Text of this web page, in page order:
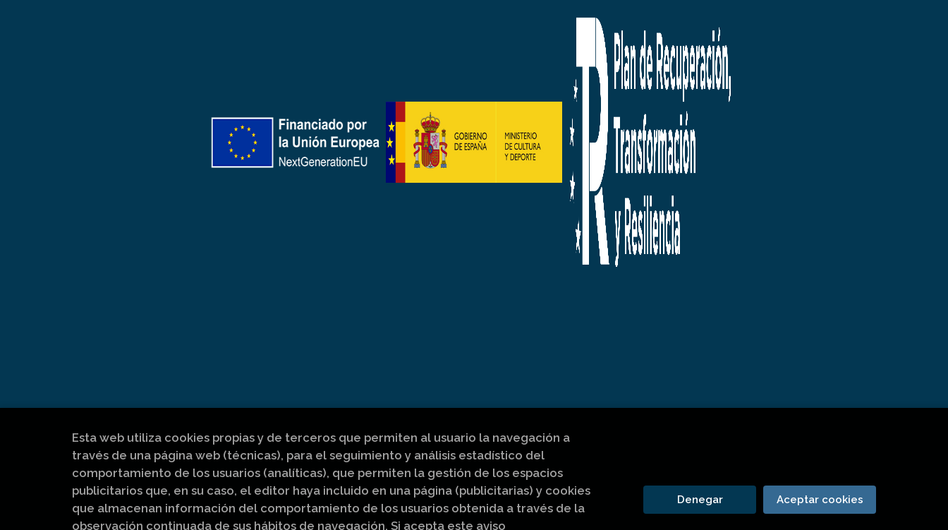
Esta web utiliza cookies propias y de terceros que permiten al usuario la navegación a
través de una página web (técnicas), para el seguimiento y análisis estadístico del
comportamiento de los usuarios (analíticas), que permiten la gestión de los espacios
publicitarios que, en su caso, el editor haya incluido en una página (publicitarias) y cookies
que almacenan información del comportamiento de los usuarios obtenida a través de la
observación continuada de sus hábitos de navegación. Si acepta este aviso
Denegar Aceptar cookies